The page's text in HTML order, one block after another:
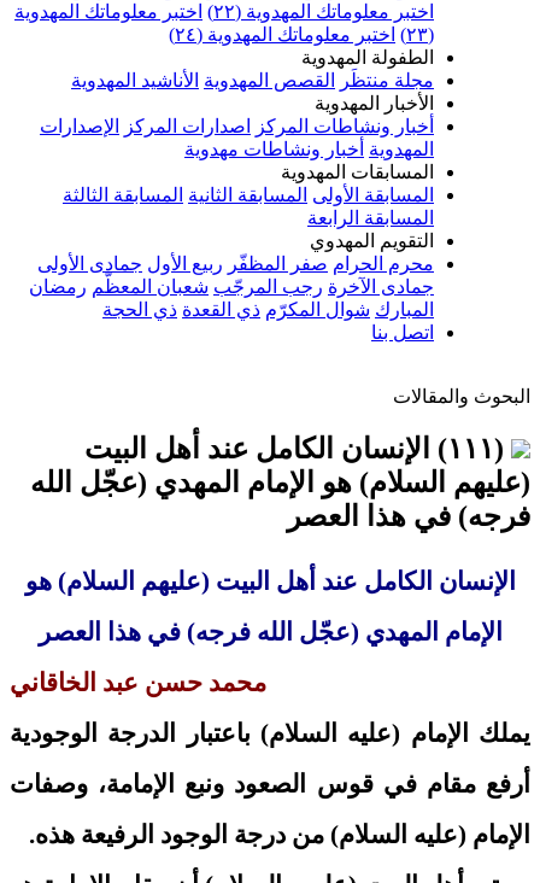
اختبر معلوماتك المهدوية (٢٢)
اختبر معلوماتك المهدوية
(٢٣)
اختبر معلوماتك المهدوية (٢٤)
الطفولة المهدوية
مجلة منتظَر
القصص المهدوية الأناشيد المهدوية
الأخبار المهدوية
أخبار ونشاطات المركز
اصدارات المركز
الإصدارات
المهدوية أخبار ونشاطات مهدوية
المسابقات المهدوية
المسابقة الأولى المسابقة الثانية المسابقة الثالثة
المسابقة الرابعة
التقويم المهدوي
محرم الحرام صفر المظفّر ربيع الأول جمادى الأولى
جمادى الآخرة رجب المرجّب شعبان المعظّم رمضان
المبارك شوال المكرّم ذي القعدة ذي الحجة
اتصل بنا
البحوث والمقالات
(١١١) الإنسان الكامل عند أهل البيت
(عليهم السلام) هو الإمام المهدي (عجّل الله
فرجه) في هذا العصر
الإنسان الكامل عند أهل البيت (عليهم السلام) هو
الإمام المهدي (عجّل الله فرجه) في هذا العصر
محمد حسن عبد الخاقاني
يملك الإمام (عليه السلام) باعتبار الدرجة الوجودية
أرفع مقام في قوس الصعود ونبع الإمامة، وصفات
الإمام (عليه السلام) من درجة الوجود الرفيعة هذه.